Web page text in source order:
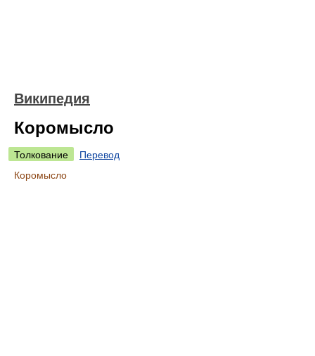
Википедия
Коромысло
Толкование
Перевод
Коромысло